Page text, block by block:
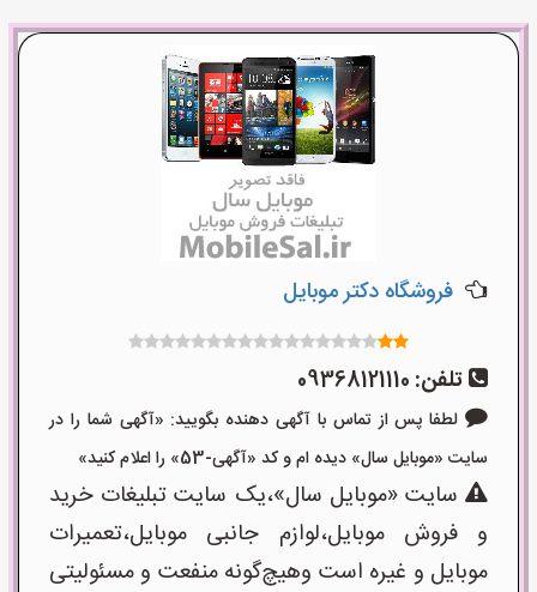
فروشگاه دکتر موبایل
تلفن: 09368121110
لطفا پس از تماس با آگهی دهنده بگویید: «آگهی شما را در
سایت «موبایل سال» دیده ام و کد «آگهی-53» را اعلام کنید»
سایت «موبایل سال»،یک سایت تبلیغات خرید
و فروش موبایل،لوازم جانبی موبایل،تعمیرات
موبایل و غیره است وهیچ‌گونه منفعت و مسئولیتی